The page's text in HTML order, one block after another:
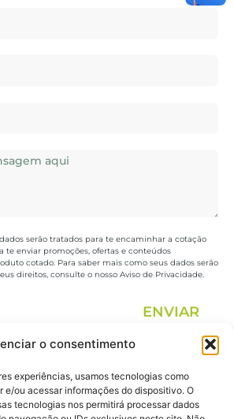
o consentimento
experiências, usamos tecnologias como
e/ou acessar informações do dispositivo. O
tecnologias nos permitirá processar dados
serão tratados para te encaminhar a cotação
te enviar promoções, ofertas e conteúdos
cotado. Para saber mais como seus dados serão
direitos, consulte o nosso Aviso de Privacidade.
ENVIAR
Fale
conosco19 3213.0270